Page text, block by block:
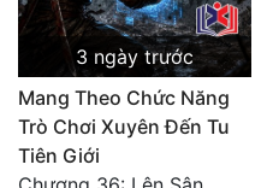
Xuyên Thư
Điền Văn
Đô Thị
Đông Phương
3 ngày trước
Mang Theo Chức Năng
Trò Chơi Xuyên Đến Tu
Tiên Giới